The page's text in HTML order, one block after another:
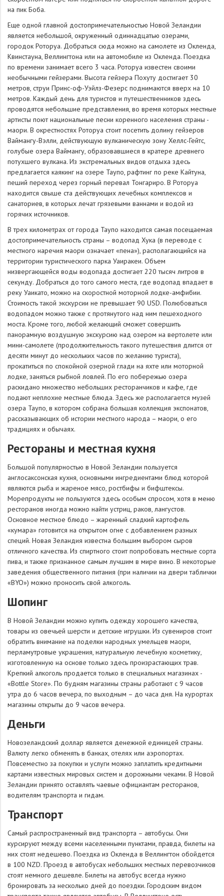
на пик Боба.
Еще одной главной достопримечательностью Новой Зеландии
является небольшой, окруженный одиннадцатью озерами,
городок Роторуа. Добраться сюда можно на самолете из Окленда,
Квинстауна, Веллингтона или на автомобиле из Окленда. Поездка
по времени занимает всего 3 часа. Роторуа известен своими
необычными гейзерами. Высота гейзера Похуту достигает 30
метров, струи Принс-оф-Уэйлз-Фeзерс поднимаются вверх на 10
метров. Каждый день для туристов и путешественников здесь
проводятся небольшие представления, во время которых местные
артисты поют национальные песни коренного населения страны -
маори. В окрестностях Роторуа стоит посетить долину гейзеров
Ваймангу-Вэлли, действующую вулканическую зону Хеллс-Гейтс,
голубые озера Ваймангу, образовавшиеся в кратере древнего
потухшего вулкана. Из экстремальных видов отдыха здесь
предлагается каякинг на озере Таупо, рафтинг по реке Кайтуна,
пеший переход через горный перевал Тонгариро. В Роторуа
находится свыше ста действующих лечебных комплексов и
санаториев, в которых лечат грязевыми ваннами и водой из
горячих источников.
В трех километрах от города Таупо находится самая посещаемая
достопримечательность страны – водопад Хука (в переводе с
местного наречия маори означает «пена»), располагающийся на
территории туристического парка Уаиракеи. Объем
низвергающейся воды водопада достигает 220 тысяч литров в
секунду. Добраться до того самого места, где водопад впадает в
реку Уаикато, можно на скоростной моторной лодке-амфибии.
Стоимость такой экскурсии не превышает 90 USD. Полюбоваться
водопадом можно также с протянутого над ним пешеходного
моста. Кроме того, любой желающий сможет совершить
панорамную воздушную экскурсию над озером на вертолете или
мини-самолете (продолжительность такого путешествия длится от
десяти минут до нескольких часов по желанию туриста),
прокатиться по спокойной озерной глади на яхте или моторной
лодке, заняться рыбной ловлей. По его побережью озера
раскидано множество небольших ресторанчиков и кафе, где
подают неплохие местные блюда. Здесь же располагается музей
озера Таупо, в котором собрана большая коллекция экспонатов,
рассказывающих об истории местного народа – маори, о его
традициях и обычаях.
Рестораны и местная кухня
Большой популярностью в Новой Зеландии пользуется
англосаксонская кухня, основными ингредиентами блюд которой
являются рыба и жареное мясо, ростбифы и бифштексы.
Морепродукты не пользуются здесь особым спросом, хотя в меню
ресторанов иногда можно найти устриц, раков, лангустов.
Основное местное блюдо – жаренный сладкий картофель
«кумара» готовится на открытом огне с добавлением разных
специй. Новая Зеландия известна большим выбором сыров
отличного качества. Из спиртного стоит попробовать местные сорта
пива, и также признанное самым лучшим в мире вино. В некоторые
заведения общественного питания (при наличии на двери таблички
«BYO») можно проносить свой алкоголь.
Шопинг
В Новой Зеландии можно купить одежду хорошего качества,
товары из овечьей шерсти и детские игрушки. Из сувениров стоит
обратить внимание на поделки народных умельцев маори,
перламутровые украшения, натуральную лечебную косметику,
изготовленную на основе только здесь произрастающих трав.
Крепкий алкоголь продается только в специальных магазинах -
«Bottle Store». По будням магазины страны работают с 9 часов
утра до 6 часов вечера, по выходным – до часа дня. На курортах
магазины открыты до 9 часов вечера.
Деньги
Новозеландский доллар является денежной единицей страны.
Валюту легко обменять в банках, отелях или аэропортах.
Повсеместно за покупки и услуги можно заплатить кредитными
картами известных мировых систем и дорожными чеками. В Новой
Зеландии принято оставлять чаевые официантам ресторанов,
водителям транспорта и гидам.
Транспорт
Самый распространенный вид транспорта – автобусы. Они
курсируют между всеми населенными пунктами, правда, билеты на
них стоят недешево. Поездка из Окленда в Веллингтон обойдется
в 100 NZD. Проезд в автобусах небольших местных перевозчиков
стоят немного дешевле. Билеты на автобус всегда нужно
бронировать за несколько дней до поездки. Городским видом